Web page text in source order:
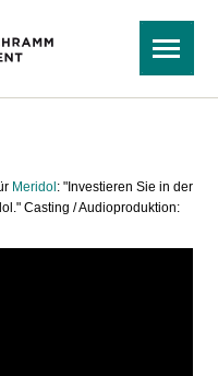
Navigation
überspringen
Meridol: "Investieren Sie in der
Casting / Audioproduktion: